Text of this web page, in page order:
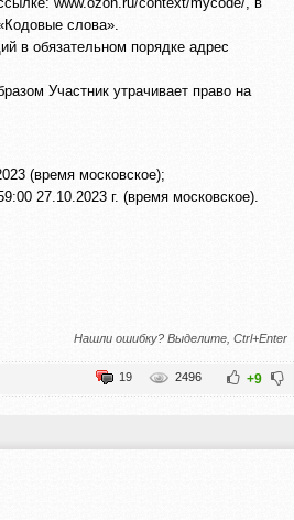
слова».
в обязательном порядке адрес
Участник утрачивает право на
(время московское);
27.10.2023 г. (время московское).
Нашли ошибку? Выделите, Ctrl+Enter
+9
2496
19